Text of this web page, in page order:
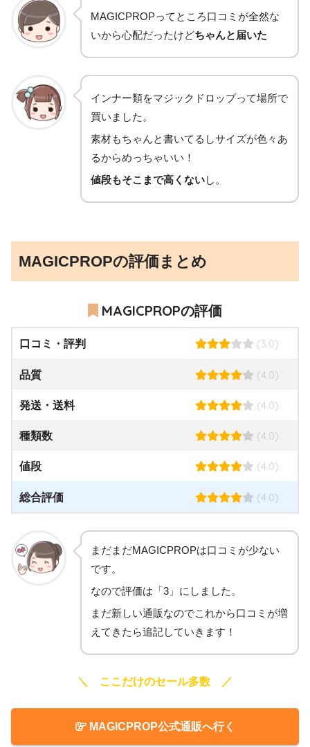
MAGICPROPってところ口コミが全然な
いから心配だったけどちゃんと届いた
インナー類をマジックドロップって場所で
買いました。
素材もちゃんと書いてるしサイズが色々あ
るからめっちゃいい！
値段もそこまで高くないし。
MAGICPROPの評価まとめ
MAGICPROPの評価
口コミ・評判 (3.0)
品質 (4.0)
発送・送料 (4.0)
種類数 (4.0)
値段 (4.0)
総合評価 (4.0)
まだまだMAGICPROPは口コミが少ない
です。
なので評価は「3」にしました。
まだ新しい通販なのでこれから口コミが増
えてきたら追記していきます！
＼ ここだけのセール多数 ／
MAGICPROP公式通販へ行く